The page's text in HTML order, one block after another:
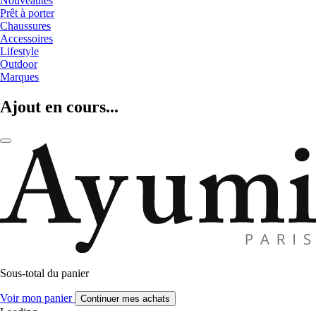
Prêt à porter
Chaussures
Accessoires
Lifestyle
Outdoor
Marques
Ajout en cours...
Sous-total du panier
Voir mon panier Continuer mes achats